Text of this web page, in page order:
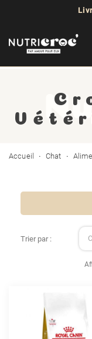
Accueil Chat
Trier par :